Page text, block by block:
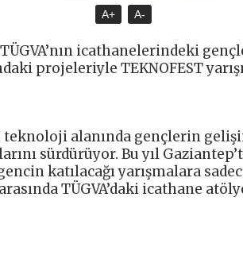
A+ A-
icathanelerindeki
projeleriyle TEKNOFEST
teknoloji alanında gençlerin
sürdürüyor. Bu yıl
katılacağı yarışmalara
TÜGVA’daki icathane